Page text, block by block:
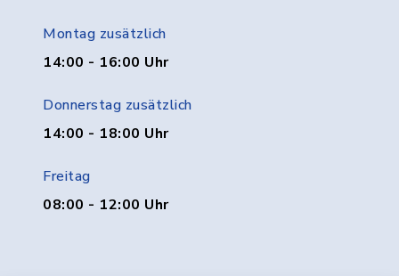
Montag zusätzlich
14:00 - 16:00 Uhr
Donnerstag zusätzlich
14:00 - 18:00 Uhr
Freitag
08:00 - 12:00 Uhr